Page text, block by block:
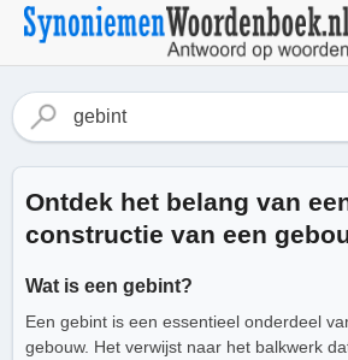
Ontdek het belang van
constructie van een
Wat is een gebint?
Een gebint is een essentieel onderdeel
gebouw. Het verwijst naar het balkwerk